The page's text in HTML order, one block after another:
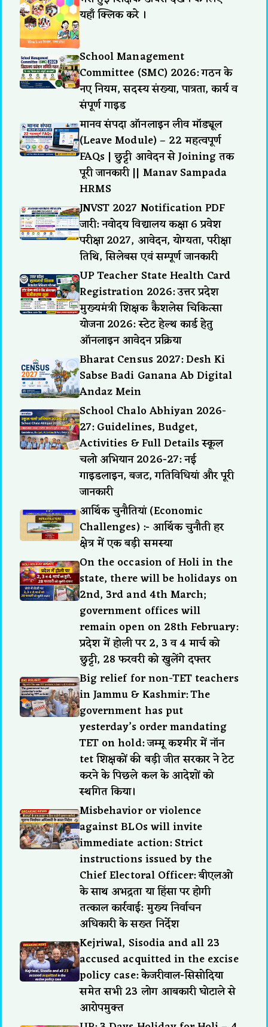
यहाँ क्लिक करे ।
School Management
Committee (SMC) 2026: गठन के
नए नियम, सदस्य संख्या, पात्रता, कार्य व
संपूर्ण गाइड
मानव संपदा ऑनलाइन लीव मॉड्यूल
(Leave Module) – 22 महत्वपूर्ण
FAQs | छुट्टी आवेदन से Joining तक
पूरी जानकारी || Manav Sampada
HRMS
JNVST 2027 Notification PDF
जारी: नवोदय विद्यालय कक्षा 6 प्रवेश
परीक्षा 2027, आवेदन, योग्यता, परीक्षा
तिथि, सिलेबस एवं सम्पूर्ण जानकारी
UP Teacher State Health Card
Registration 2026: उत्तर प्रदेश
मुख्यमंत्री शिक्षक कैशलेस चिकित्सा
योजना 2026: स्टेट हेल्थ कार्ड हेतु
ऑनलाइन आवेदन प्रक्रिया
Bharat Census 2027: Desh Ki
Sabse Badi Ganana Ab Digital
Andaz Mein
School Chalo Abhiyan 2026-
27: Guidelines, Budget,
Activities & Full Details स्कूल
चलो अभियान 2026-27: नई
गाइडलाइन, बजट, गतिविधियां और पूरी
जानकारी
आर्थिक चुनौतियां (Economic
Challenges) :- आर्थिक चुनौती हर
क्षेत्र में एक बड़ी समस्या
On the occasion of Holi in the
state, there will be holidays on
2nd, 3rd and 4th March;
government offices will
remain open on 28th February:
प्रदेश में होली पर 2, 3 व 4 मार्च को
छुट्टी, 28 फरवरी को खुलेंगे दफ्तर
Big relief for non-TET teachers
in Jammu & Kashmir: The
government has put
yesterday’s order mandating
TET on hold: जम्मू कश्मीर में नॉन
tet शिक्षकों की बड़ी जीत सरकार ने टेट
करने के पिछले कल के आदेशों को
स्थगित किया।
Misbehavior or violence
against BLOs will invite
immediate action: Strict
instructions issued by the
Chief Electoral Officer: बीएलओ
के साथ अभद्रता या हिंसा पर होगी
तत्काल कार्रवाई: मुख्य निर्वाचन
अधिकारी के सख्त निर्देश
Kejriwal, Sisodia and all 23
accused acquitted in the excise
policy case: केजरीवाल-सिसोदिया
समेत सभी 23 लोग आबकारी घोटाले से
आरोपमुक्त